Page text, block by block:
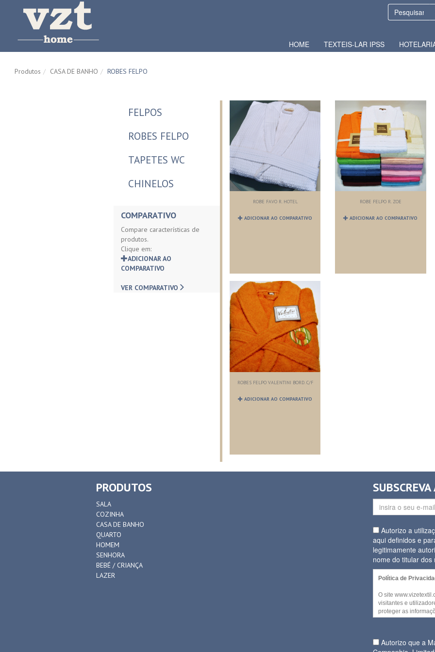
HOME TEXTEIS-LAR IPSS
Produtos CASA DE BANHO ROBES FELPO
FELPOS
ROBES FELPO
TAPETES WC
CHINELOS
COMPARATIVO
Compare características de
produtos.
Clique em:
ADICIONAR AO
COMPARATIVO
VER COMPARATIVO
ROBE FAVO R. HOTEL
ADICIONAR AO COMPARATIVO
ROBE FELPO R. ZOE
ADICIONAR AO COMPARATIVO
ROBES FELPO VALENTINI BORD. C/F
ADICIONAR AO COMPARATIVO
PRODUTOS
SALA
COZINHA
CASA DE BANHO
QUARTO
HOMEM
SENHORA
BEBÉ / CRIANÇA
LAZER
Autorizo a
aqui definidos e
legitimamente
nome do titular dos
Política de
O site
visitantes e
proteger as
decida partilhar.
Autorizo que a